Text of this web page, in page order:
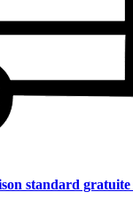
standard gratuite